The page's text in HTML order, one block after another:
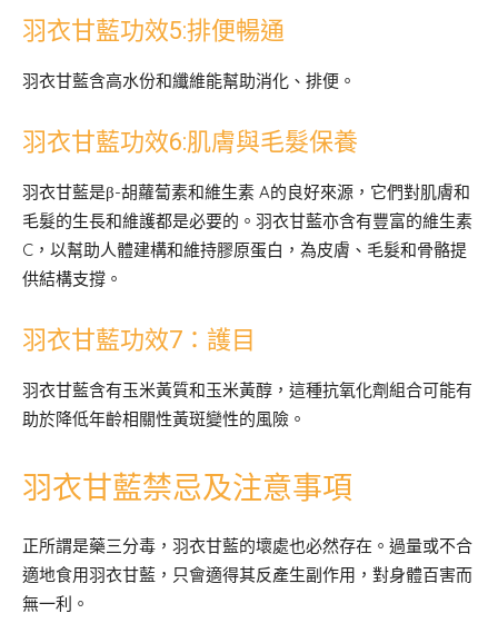
羽衣甘藍功效5:排便暢通
羽衣甘藍含高水份和纖維能幫助消化、排便。
羽衣甘藍功效6:肌膚與毛髮保養
羽衣甘藍是β-胡蘿蔔素和維生素 A的良好來源，它們對肌膚和
毛髮的生長和維護都是必要的。羽衣甘藍亦含有豐富的維生素
C，以幫助人體建構和維持膠原蛋白，為皮膚、毛髮和骨骼提
供結構支撐。
羽衣甘藍功效7：護目
羽衣甘藍含有玉米黃質和玉米黃醇，這種抗氧化劑組合可能有
助於降低年齡相關性黃斑變性的風險。
羽衣甘藍禁忌及注意事項
正所謂是藥三分毒，羽衣甘藍的壞處也必然存在。過量或不合
適地食用羽衣甘藍，只會適得其反產生副作用，對身體百害而
無一利。